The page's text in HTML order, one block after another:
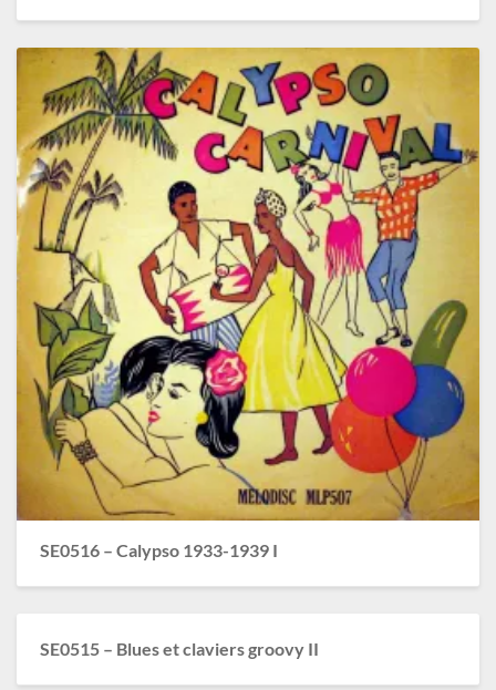
SE0516 – Calypso 1933-1939 I
SE0515 – Blues et claviers groovy II